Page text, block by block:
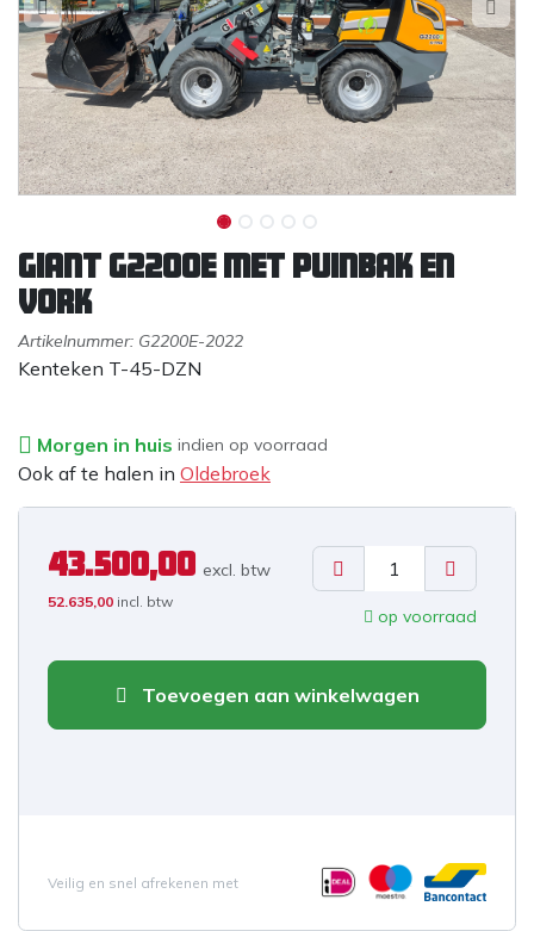
Giant G2200E met puinbak en
vork
Artikelnummer: G2200E-2022
Kenteken T-45-DZN
Morgen in huis indien op voorraad
Ook af te halen in Oldebroek
43.500,00 excl. btw
52.635,00 incl. btw
op voorraad
Toevoegen aan winkelwagen
Veilig en snel afrekenen met